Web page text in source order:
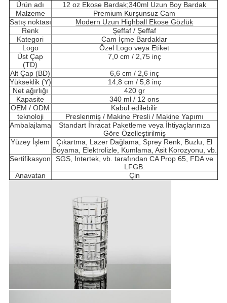
Ürün adı
12 oz Ekose Bardak;340ml Uzun Boy Bardak
Malzeme
Premium Kurşunsuz Cam
Satış noktası
Modern Uzun Highball Ekose Gözlük
Renk
Şeffaf / Şeffaf
Kategori
Cam İçme Bardaklar
Logo
Özel Logo veya Etiket
Üst Çap
(TD)
7,0 cm / 2,75 inç
Alt Çap (BD)
6,6 cm / 2,6 inç
Yükseklik (Y)
14,8 cm / 5,8 inç
Net ağırlığı
420 gr
Kapasite
340 ml / 12 ons
OEM / ODM
Kabul edilebilir
teknoloji
Preslenmiş / Makine Presli / Makine Yapımı
Ambalajlama
Standart İhracat Paketleme veya İhtiyaçlarınıza
Göre Özelleştirilmiş
Yüzey İşlem
Çıkartma, Lazer Dağlama, Sprey Renk, Buzlu, El
Boyama, Elektrolizle, Kumlama, Asit Korozyonu, vb.
Sertifikasyon
SGS, Intertek, vb. tarafından CA Prop 65, FDA ve
LFGB.
Anavatan
Çin